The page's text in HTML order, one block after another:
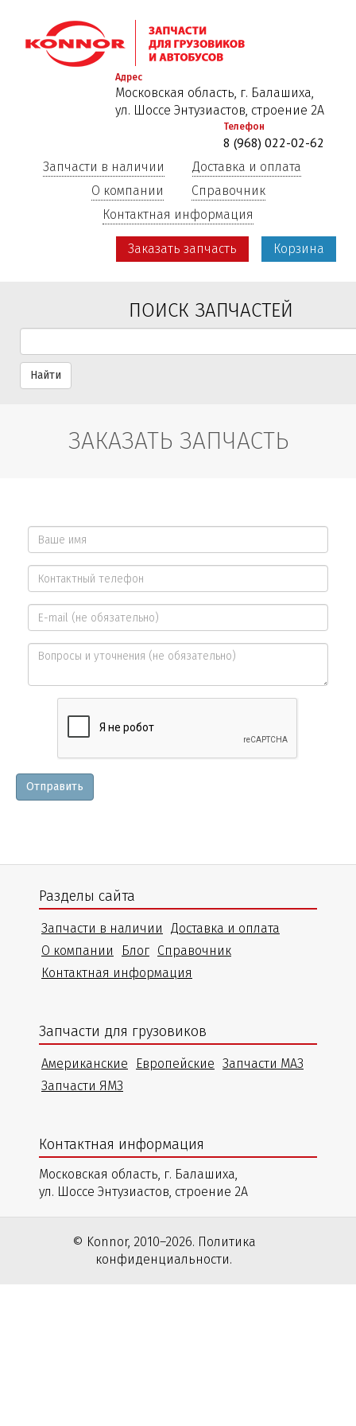
к
основному
Адрес
Московская область, г. Балашиха,
ул. Шоссе Энтузиастов, строение 2А
Телефон
8 (968) 022-02-62
Запчасти в наличии
Доставка и оплата
О компании
Справочник
Контактная информация
Заказать запчасть Корзина
ПОИСК ЗАПЧАСТЕЙ
Найти
ЗАКАЗАТЬ ЗАПЧАСТЬ
Ваше
имя
*
Контактный
телефон
*
E-
mail
Вопросы
уточнения
Отправить
Разделы сайта
Запчасти в наличии
Доставка и оплата
О компании
Блог Справочник
Контактная информация
Запчасти для грузовиков
Американские Европейские Запчасти МАЗ
Запчасти ЯМЗ
Контактная информация
Московская область, г. Балашиха,
ул. Шоссе Энтузиастов, строение 2А
© Konnor, 2010–2026. Политика
конфиденциальности.